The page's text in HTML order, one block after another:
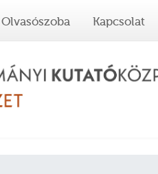
Olvasószoba Kapcsolat